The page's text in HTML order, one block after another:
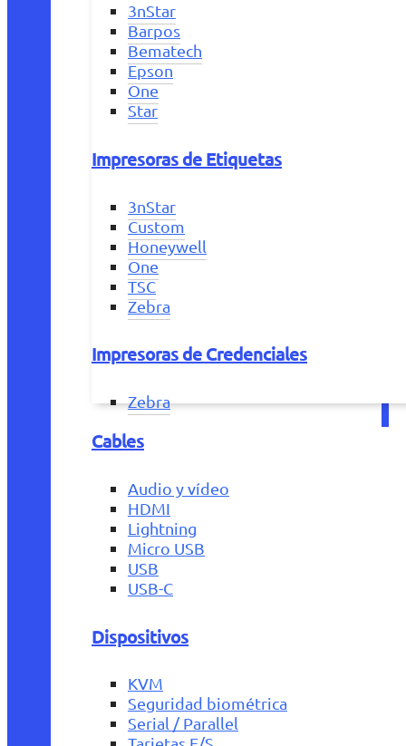
3nStar
Barpos
Bematech
Epson
One
Star
Impresoras de Etiquetas
3nStar
Custom
Honeywell
One
TSC
Zebra
Impresoras de Credenciales
Zebra
Cables
Audio y vídeo
HDMI
Lightning
Micro USB
USB
USB-C
Dispositivos
KVM
Seguridad biométrica
Serial / Parallel